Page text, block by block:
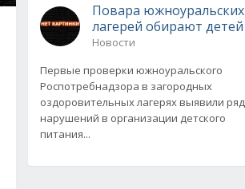
Повара южноуральских
лагерей обирают детей
Новости
Первые проверки южноуральского
Роспотребнадзора в загородных
оздоровительных лагерях выявили ряд
нарушений в организации детского
питания...